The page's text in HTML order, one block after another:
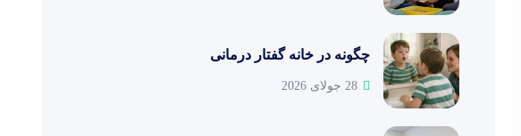
چگونه در خانه گفتار درمانی
28 جولای 2026